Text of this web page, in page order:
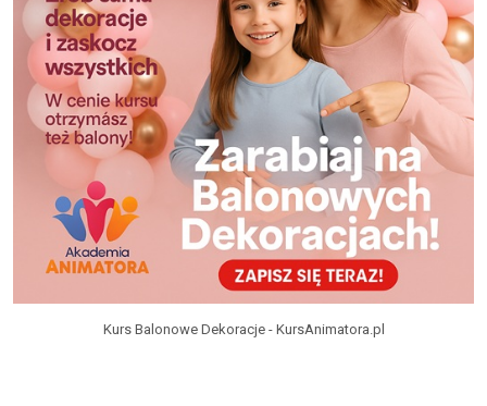
Kurs Balonowe Dekoracje - KursAnimatora.pl